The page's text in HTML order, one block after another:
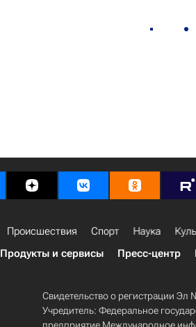
Происшествия Спорт Наука
Продукты и сервисы Пресс-центр
Свидетельство о регистрации
Учредитель: Федеральное